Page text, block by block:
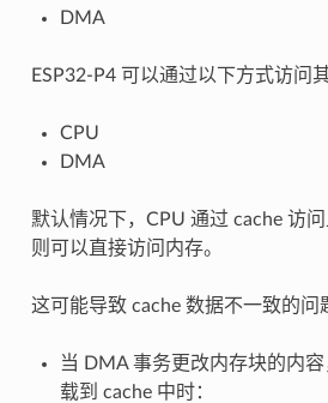
DMA
ESP32-P4 可以通过以下方式访问
CPU
DMA
默认情况下，CPU 通过 cache 访
则可以直接访问内存。
这可能导致 cache 数据不一致的问
当 DMA 事务更改内存块的内
载到 cache 中时：